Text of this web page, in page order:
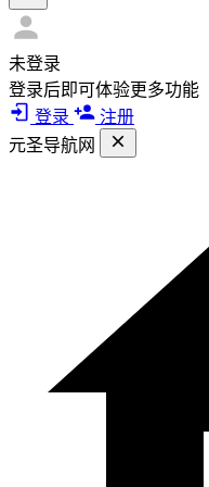
未登录
登录后即可体验更多功能
登录
注册
元圣导航网